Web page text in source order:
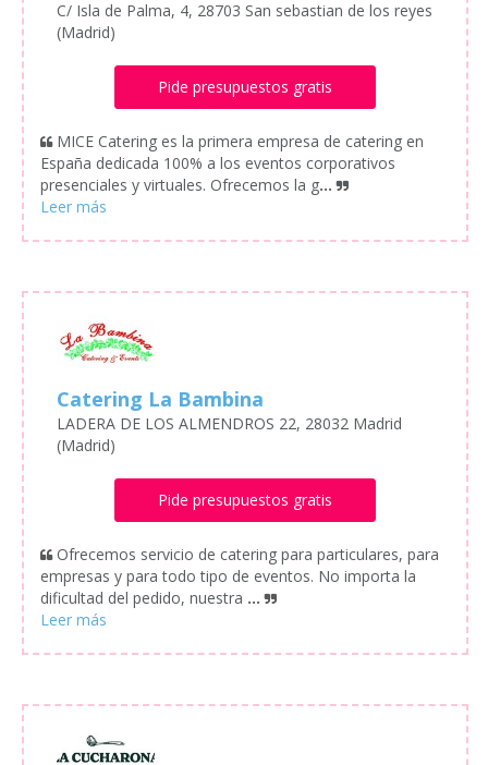
C/ Isla de Palma, 4, 28703 San sebastian de los reyes
(Madrid)
Pide presupuestos gratis
MICE Catering es la primera empresa de catering en
España dedicada 100% a los eventos corporativos
presenciales y virtuales. Ofrecemos la g...
Catering La Bambina
LADERA DE LOS ALMENDROS 22, 28032 Madrid
(Madrid)
Pide presupuestos gratis
Ofrecemos servicio de catering para particulares, para
empresas y para todo tipo de eventos. No importa la
dificultad del pedido, nuestra ...